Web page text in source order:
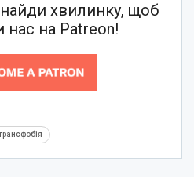
хвилинку, щоб
нас на Patreon!